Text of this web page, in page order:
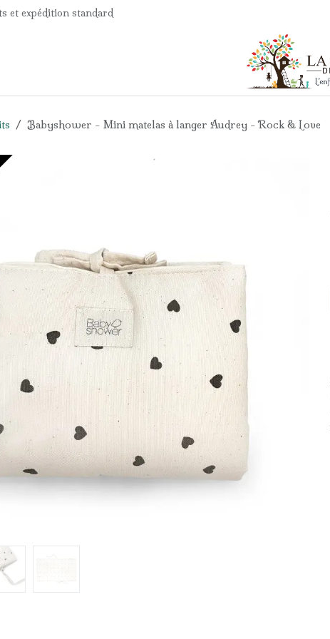
et expédition standard
Contact
Babyshower - Mini matelas à langer Audrey - Rock & Love